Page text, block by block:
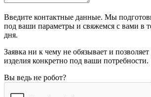
Введите контактные данные. Мы
под ваши параметры и свяжемся с вами в
дня.
Заявка ни к чему не обязывает и позволяет
изделия конкретно под ваши потребности.
Вы ведь не робот?